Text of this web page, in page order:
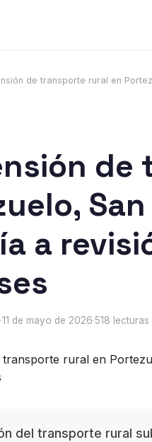
de transporte rural en
de
a
·11 de mayo de 2026·518 lecturas
del transporte rural